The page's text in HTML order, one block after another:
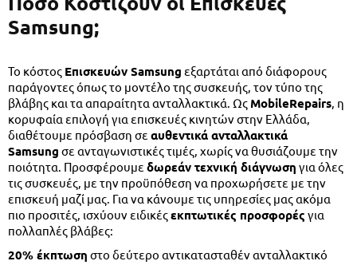
Samsung;
Το κόστος Επισκευών Samsung εξαρτάται από διάφορους
παράγοντες όπως το μοντέλο της συσκευής, τον τύπο της
βλάβης και τα απαραίτητα ανταλλακτικά. Ως MobileRepairs, η
κορυφαία επιλογή για επισκευές κινητών στην Ελλάδα,
διαθέτουμε πρόσβαση σε αυθεντικά ανταλλακτικά
Samsung σε ανταγωνιστικές τιμές, χωρίς να θυσιάζουμε την
ποιότητα. Προσφέρουμε δωρεάν τεχνική διάγνωση για όλες
τις συσκευές, με την προϋπόθεση να προχωρήσετε με την
επισκευή μαζί μας. Για να κάνουμε τις υπηρεσίες μας ακόμα
πιο προσιτές, ισχύουν ειδικέςεκπτωτικές προσφορές για
πολλαπλές βλάβες:
20% έκπτωση στο δεύτερο αντικατασταθέν ανταλλακτικό